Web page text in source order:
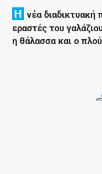
H νέα
εραστές του
η θάλασσα και ο